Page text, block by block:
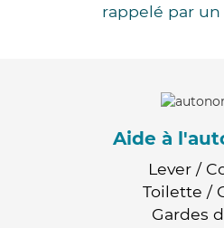
rappelé par
Aide à
Lever /
Toilette /
Gardes